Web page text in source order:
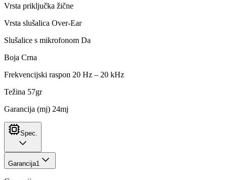
Vrsta priključka žične
Vrsta slušalica Over-Ear
Slušalice s mikrofonom Da
Boja Crna
Frekvencijski raspon 20 Hz – 20 kHz
Težina 57gr
Garancija (mj) 24mj
Spec.
Garancija1